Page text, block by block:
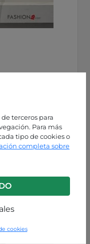
terceros para
Para más
tipo de cookies o
completa sobre
cookies